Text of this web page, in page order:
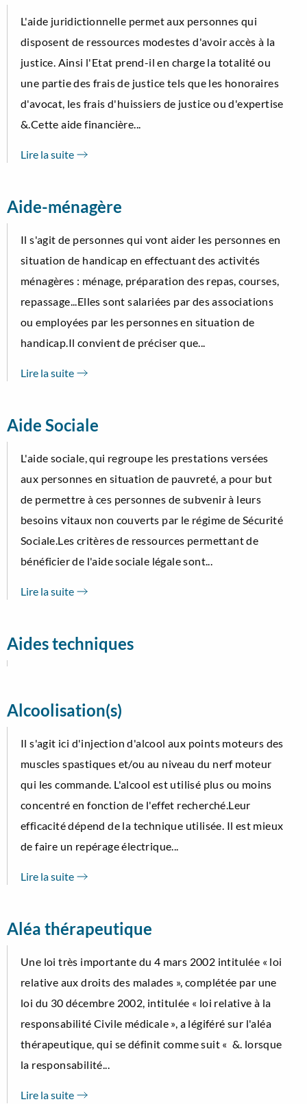
L'aide juridictionnelle permet aux personnes qui
disposent de ressources modestes d'avoir accès à la
justice. Ainsi l'Etat prend-il en charge la totalité ou
une partie des frais de justice tels que les honoraires
d'avocat, les frais d'huissiers de justice ou d'expertise
&.Cette aide financière...
Lire la suite
Aide-ménagère
Il s'agit de personnes qui vont aider les personnes en
situation de handicap en effectuant des activités
ménagères : ménage, préparation des repas, courses,
repassage...Elles sont salariées par des associations
ou employées par les personnes en situation de
handicap.Il convient de préciser que...
Lire la suite
Aide Sociale
L'aide sociale, qui regroupe les prestations versées
aux personnes en situation de pauvreté, a pour but
de permettre à ces personnes de subvenir à leurs
besoins vitaux non couverts par le régime de Sécurité
Sociale.Les critères de ressources permettant de
bénéficier de l'aide sociale légale sont...
Lire la suite
Aides techniques
Alcoolisation(s)
Il s'agit ici d'injection d'alcool aux points moteurs des
muscles spastiques et/ou au niveau du nerf moteur
qui les commande. L'alcool est utilisé plus ou moins
concentré en fonction de l'effet recherché.Leur
efficacité dépend de la technique utilisée. Il est mieux
de faire un repérage électrique...
Lire la suite
Aléa thérapeutique
Une loi très importante du 4 mars 2002 intitulée « loi
relative aux droits des malades », complétée par une
loi du 30 décembre 2002, intitulée « loi relative à la
responsabilité Civile médicale », a légiféré sur l'aléa
thérapeutique, qui se définit comme suit « &. lorsque
la responsabilité...
Lire la suite